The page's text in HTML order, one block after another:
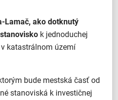
Lamač, ako dotknutý
k jednoduchej
katastrálnom území
bude mestská časť od
stanoviská k investičnej